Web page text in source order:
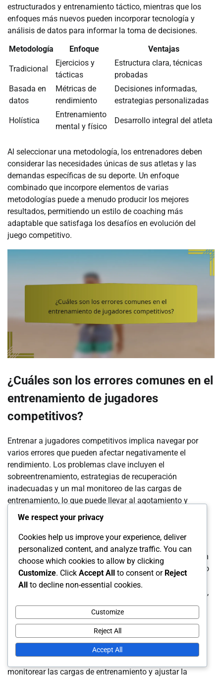
estructurados y entrenamiento táctico, mientras que los
enfoques más nuevos pueden incorporar tecnología y
análisis de datos para informar la toma de decisiones.
Metodología
Enfoque Ventajas
Tradicional
Ejercicios y
tácticas
Estructura clara, técnicas
probadas
Basada en
datos
Métricas de
rendimiento
Decisiones informadas,
estrategias personalizadas
Holística
Entrenamiento
mental y físico
Desarrollo integral del atleta
Al seleccionar una metodología, los entrenadores deben
considerar las necesidades únicas de sus atletas y las
demandas específicas de su deporte. Un enfoque
combinado que incorpore elementos de varias
metodologías puede a menudo producir los mejores
resultados, permitiendo un estilo de coaching más
adaptable que satisfaga los desafíos en evolución del
juego competitivo.
¿Cuáles son los errores comunes en el
entrenamiento de jugadores
competitivos?
Entrenar a jugadores competitivos implica navegar por
varios errores que pueden afectar negativamente el
rendimiento. Los problemas clave incluyen el
sobreentrenamiento, estrategias de recuperación
inadecuadas y un mal monitoreo de las cargas de
entrenamiento, lo que puede llevar al agotamiento y
resultados disminuidos.
Riesgos y gestión del sobreentrenamiento
El sobreentrenamiento ocurre cuando los atletas entrenan
más allá de la capacidad de recuperación de su cuerpo, lo
que lleva a la fatiga y al rendimiento disminuido. Los
signos de sobreentrenamiento incluyen fatiga persistente,
disminución de la motivación y mayor susceptibilidad a
lesiones. Los entrenadores deben estar atentos para
reconocer estos síntomas y prevenir retrocesos a largo
plazo.
monitorear las cargas de entrenamiento y ajustar la
We respect your privacy
Cookies help us improve your experience, deliver
personalized content, and analyze traffic. You can
choose which cookies to allow by clicking
Customize. Click Accept All to consent or Reject
All to decline non-essential cookies.
Customize
Reject All
Accept All